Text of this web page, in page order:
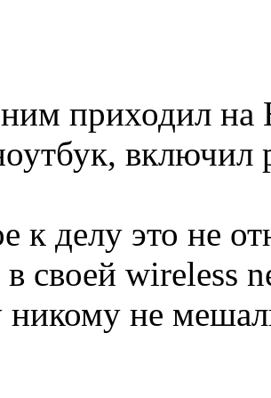
приходил
включил
к делу это не
в своей wireless
никому не